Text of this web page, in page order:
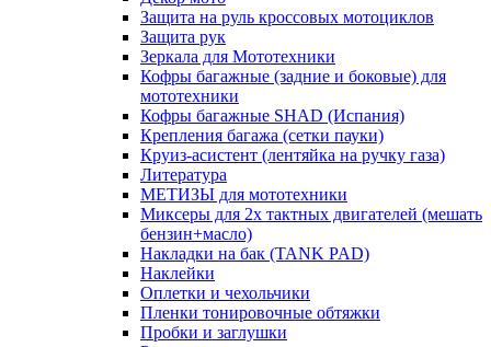
Защита на руль кроссовых мотоциклов
Защита рук
Зеркала для Мототехники
Кофры багажные (задние и боковые) для
мототехники
Кофры багажные SHAD (Испания)
Крепления багажа (сетки пауки)
Круиз-асистент (лентяйка на ручку газа)
Литература
МЕТИЗЫ для мототехники
Миксеры для 2х тактных двигателей (мешать
бензин+масло)
Накладки на бак (TANK PAD)
Наклейки
Оплетки и чехольчики
Пленки тонировочные обтяжки
Пробки и заглушки